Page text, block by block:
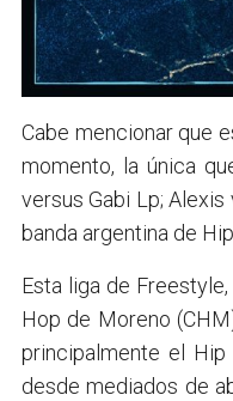
Cabe mencionar que
momento, la única
versus Gabi Lp;
banda argentina de
Esta liga de
Hop de Moreno
principalmente el
desde mediados de